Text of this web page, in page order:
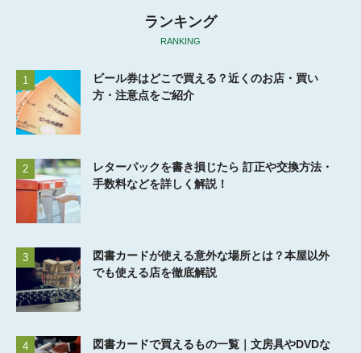
ランキング
RANKING
1
ビール券はどこで買える？近くのお店・買い
方・注意点をご紹介
2
レターパックを書き損じたら 訂正や交換方法・
手数料などを詳しく解説！
3
図書カードが使える意外な場所とは？本屋以外
でも使える店を徹底解説
4
図書カードで買えるもの一覧｜文房具やDVDな